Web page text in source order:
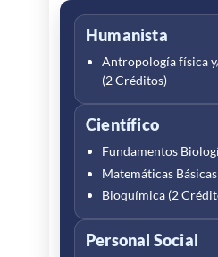
Humanista
Antropología física
(2 Créditos)
Científico
Fundamentos
Matemáticas
Bioquímica (2
Personal Social
Cuidado
Enfermería Social
Cuidado y
Enfoques